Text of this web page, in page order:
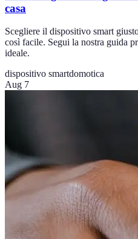
casa
Scegliere il dispositivo smart
così facile. Segui la nostra guida
ideale.
dispositivo smartdomotica
Aug 7